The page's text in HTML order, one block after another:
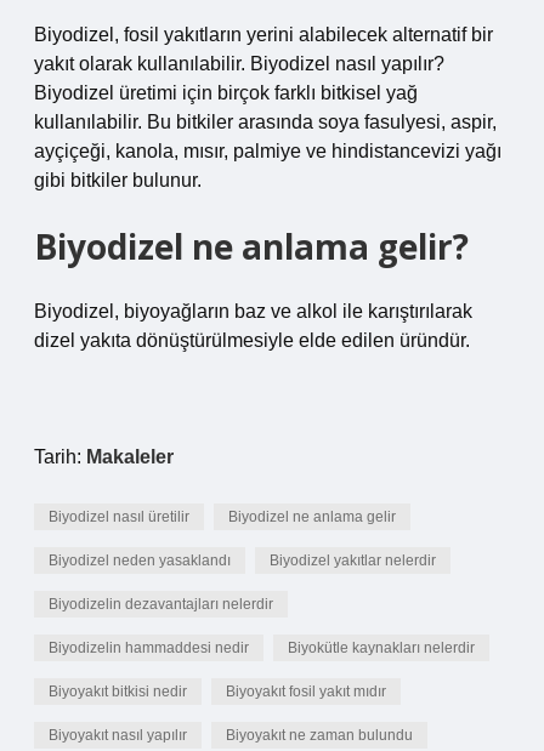
Biyodizel, fosil yakıtların yerini alabilecek alternatif bir
yakıt olarak kullanılabilir. Biyodizel nasıl yapılır?
Biyodizel üretimi için birçok farklı bitkisel yağ
kullanılabilir. Bu bitkiler arasında soya fasulyesi, aspir,
ayçiçeği, kanola, mısır, palmiye ve hindistancevizi yağı
gibi bitkiler bulunur.
Biyodizel ne anlama gelir?
Biyodizel, biyoyağların baz ve alkol ile karıştırılarak
dizel yakıta dönüştürülmesiyle elde edilen üründür.
Tarih: Makaleler
Biyodizel nasıl üretilir Biyodizel ne anlama gelir
Biyodizel neden yasaklandı Biyodizel yakıtlar nelerdir
Biyodizelin dezavantajları nelerdir
Biyodizelin hammaddesi nedir Biyokütle kaynakları nelerdir
Biyoyakıt bitkisi nedir Biyoyakıt fosil yakıt mıdır
Biyoyakıt nasıl yapılır Biyoyakıt ne zaman bulundu